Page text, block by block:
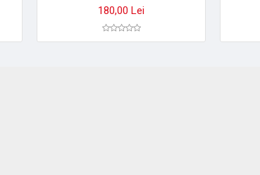
180,00 Lei